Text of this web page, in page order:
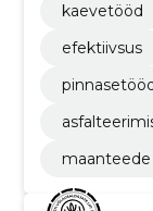
kaevetööd
efektiivsus
pinnasetööd